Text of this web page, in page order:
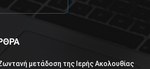
μετάδοση της Ιερής Ακολουθίας